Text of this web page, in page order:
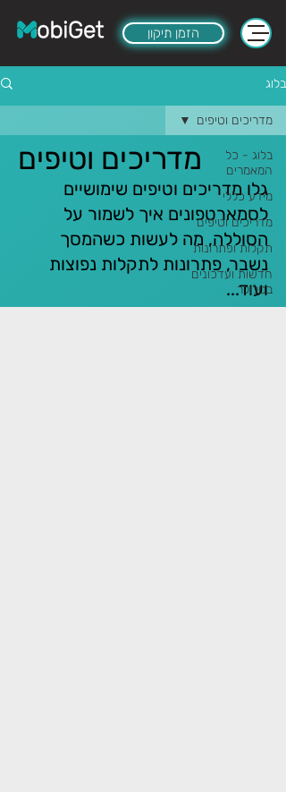
הזמן תיקון
בלוג
בלוג - כל
המאמרים
מידע כללי
מדריכים וטיפים
תקלות ופתרונות
חדשות ועדכונים
בסלולר
מדריכים וטיפים
מדריכים וטיפים
גלו מדריכים וטיפים שימושיים
לסמארטפונים איך לשמור על
הסוללה, מה לעשות כשהמסך
נשבר, פתרונות לתקלות נפוצות
ועוד...